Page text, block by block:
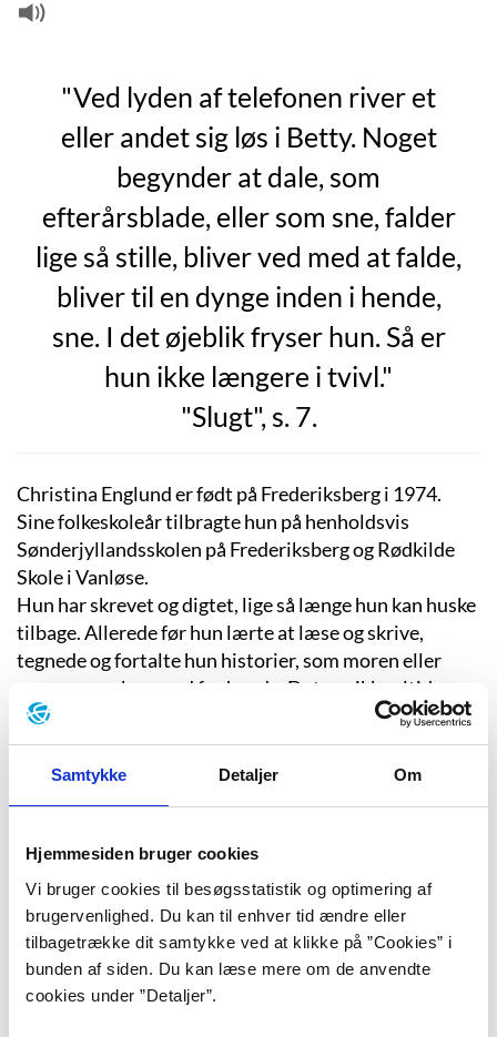
Samtykke Detaljer Om
Hjemmesiden bruger cookies
Vi bruger cookies til besøgsstatistik og optimering af
brugervenlighed. Du kan til enhver tid ændre eller
tilbagetrække dit samtykke ved at klikke på ”Cookies” i
bunden af siden. Du kan læse mere om de anvendte
cookies under ”Detaljer”.
"Ved lyden af telefonen river et
eller andet sig løs i Betty. Noget
begynder at dale, som
efterårsblade, eller som sne, falder
lige så stille, bliver ved med at falde,
bliver til en dynge inden i hende,
sne. I det øjeblik fryser hun. Så er
hun ikke længere i tvivl."
"Slugt", s. 7.
Christina Englund er født på Frederiksberg i 1974.
Sine folkeskoleår tilbragte hun på henholdsvis
Sønderjyllandsskolen på Frederiksberg og Rødkilde
Skole i Vanløse.
Hun har skrevet og digtet, lige så længe hun kan huske
tilbage. Allerede før hun lærte at læse og skrive,
tegnede og fortalte hun historier, som moren eller
mormoren skrev ned for hende. Det var ikke altid,
folkeskolen havde forståelse for den fantasifulde elev.
Da hun i 2. klasse fik til opgave at skrive om en dag i
sommerferien, og hun skrev om et rumskib, der
På sin hjemmeside fortæller hun:
huske, har jeg bokset med skriften. Bokset – men også nydt
at forsvinde ind i fortællingens og fantasiens rum, hvor det
kun er mig, der
bestemmer."(christinaenglund.dk/referencer).